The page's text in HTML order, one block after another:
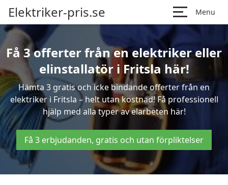
Elektriker-pris.se Menu
Få 3 offerter från en elektriker eller
elinstallatör i Fritsla här!
Hämta 3 gratis och icke bindande offerter från en
elektriker i Fritsla – helt utan kostnad! Få professionell
hjälp med alla typer av elarbeten här!
Få 3 erbjudanden, gratis och utan förpliktelser